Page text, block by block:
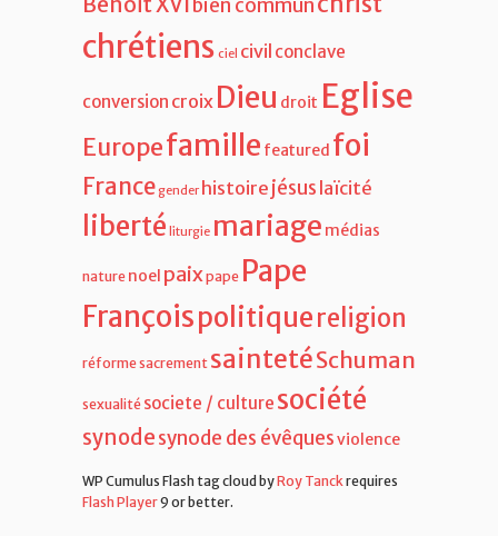
amour anthropologie
Benoit XVI bien communchrist
chrétiens ciel civilconclave
conversion croix DieudroitEglise
Europefamille featured foi
France genderhistoire jésuslaïcité
libertéliturgiemariage
nature noelpaixpape Pape
Françoispolitiquereligion
réformesacrementsaintetéSchuman
sexualité societe / culture société
synodesynode des évêquesviolence